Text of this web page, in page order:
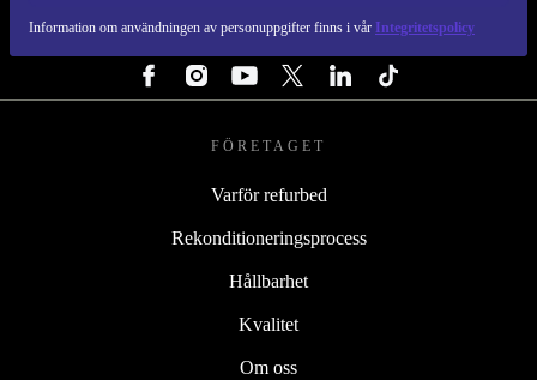
Information om användningen av personuppgifter finns i vår Integritetspolicy
FÖLJ OSS
FÖRETAGET
Varför refurbed
Rekonditioneringsprocess
Hållbarhet
Kvalitet
Om oss